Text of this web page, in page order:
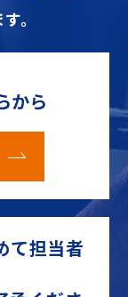
。
から
て担当者